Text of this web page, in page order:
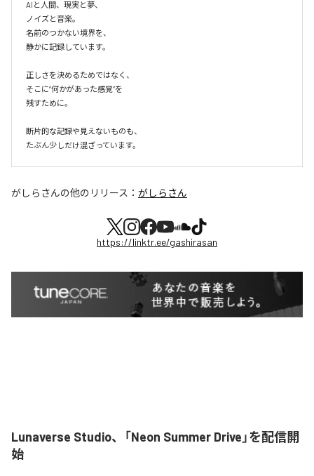
AIと人間、現実と夢、
ノイズと音楽。
名前のつかない境界を、
静かに記録しています。
正しさを決めるためではなく、
そこに“何かがあった感覚”を
残すために。
断片的な記録や見えないものも、
たぶん少しだけ混ざっています。
がしらさんの他のリリース： がしらさん
https://linktr.ee/gashirasan
Lunaverse Studio、「Neon Summer Drive」を配信開
始